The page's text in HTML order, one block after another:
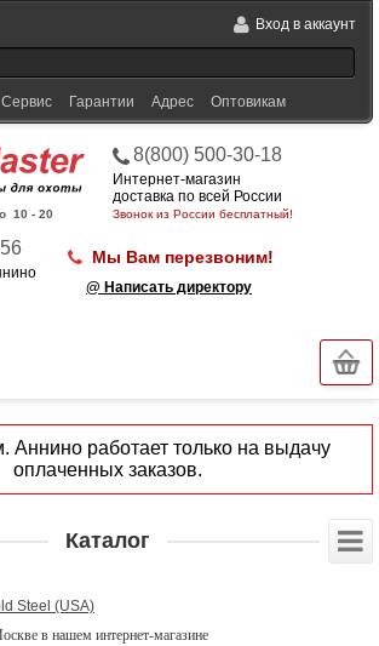
Вход в аккаунт
Сервис Гарантии Адрес Оптовикам
10 - 20
8(800) 500-30-18
Интернет-магазин
доставка по всей России
Звонок из России бесплатный!
Мы Вам перезвоним!
@ Написать директору
Аннино работает только на выдачу
оплаченных заказов.
Каталог
Steel (USA)
в нашем интернет-магазине